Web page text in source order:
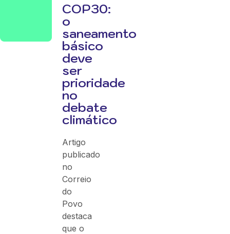
COP30:
o
saneamento
básico
deve
ser
prioridade
no
debate
climático
Artigo
publicado
no
Correio
do
Povo
destaca
que o